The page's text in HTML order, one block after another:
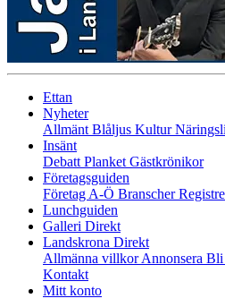
Ettan
Nyheter
Allmänt Blåljus Kultur
Insänt
Debatt Planket Gästkrönikor
Företagsguiden
Företag A-Ö Branscher
Lunchguiden
Galleri Direkt
Landskrona Direkt
Allmänna villkorAnnonsera Bli
Kontakt
Mitt konto